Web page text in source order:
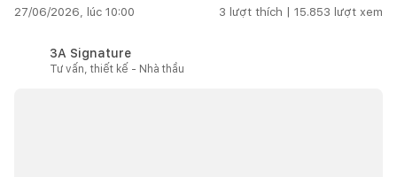
27/06/2026, lúc 10:00 3 lượt thích | 15.853 lượt xem
3A Signature
Tư vấn, thiết kế - Nhà thầu